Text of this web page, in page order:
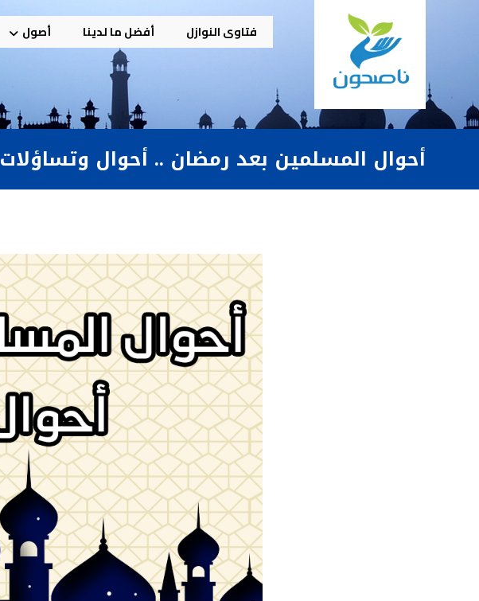
فتاوى النوازل أفضل ما لدينا أصول
أحوال المسلمين بعد رمضان .. أحوال وتساؤلات